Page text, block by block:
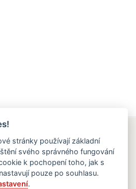
knížka
stránky používají základní
svého správného fungování
k pochopení toho, jak s
pouze po souhlasu.
.